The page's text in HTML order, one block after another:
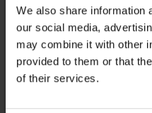
We also share information
our social media,
may combine it with other
provided to them or that
of their services.